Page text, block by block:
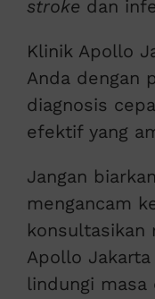
stroke dan
Klinik Apollo
Anda dengan
diagnosis
efektif yang
Jangan
mengancam
konsultasikan
Apollo
lindungi